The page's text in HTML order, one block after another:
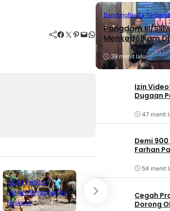
Facebook Twitter Pinterest Mail WhatsApp
Berita Terbaru
Berita UtamaLifestyle
Nasional
BandungBatam
Berita Terbaru
BandungBerita Terbaru
Pangdam III/
Menkopolkam
39 menit lalu
Izin
Dugaan
47 menit
Demi
Farhan
54 menit
Cegah
Dorong